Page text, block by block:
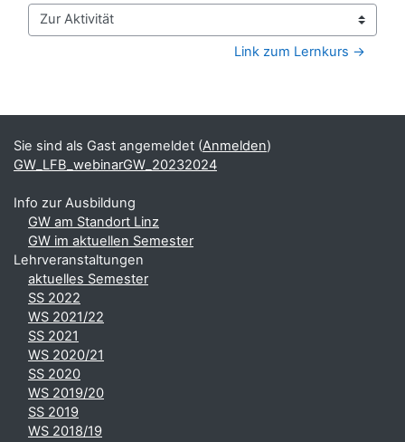
Zur Aktivität
Link zum Lernkurs →
Ergänzungsblöcke
Sie sind als Gast angemeldet (Anmelden)
GW_LFB_webinarGW_20232024
Info zur Ausbildung
GW am Standort Linz
GW im aktuellen Semester
Lehrveranstaltungen
aktuelles Semester
SS 2022
WS 2021/22
SS 2021
WS 2020/21
SS 2020
WS 2019/20
SS 2019
WS 2018/19